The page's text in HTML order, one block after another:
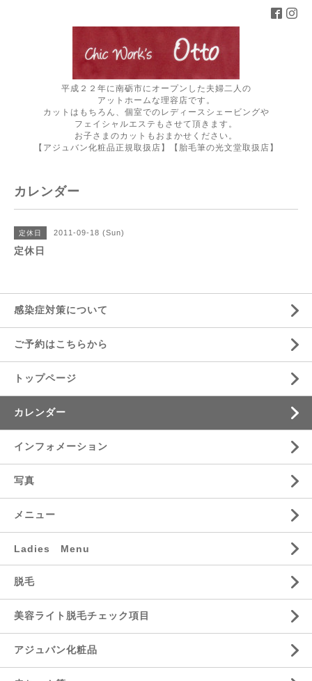
平成２２年に南砺市にオープンした夫婦二人の
アットホームな理容店です。
カットはもちろん、個室でのレディースシェービングや
フェイシャルエステもさせて頂きます。
お子さまのカットもおまかせください。
【アジュバン化粧品正規取扱店】【胎毛筆の光文堂取扱店】
カレンダー
定休日 2011-09-18 (Sun)
定休日
感染症対策について
ご予約はこちらから
トップページ
カレンダー
インフォメーション
写真
メニュー
Ladies Menu
脱毛
美容ライト脱毛チェック項目
アジュバン化粧品